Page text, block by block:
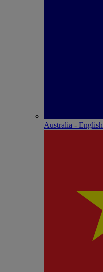
Australia - English